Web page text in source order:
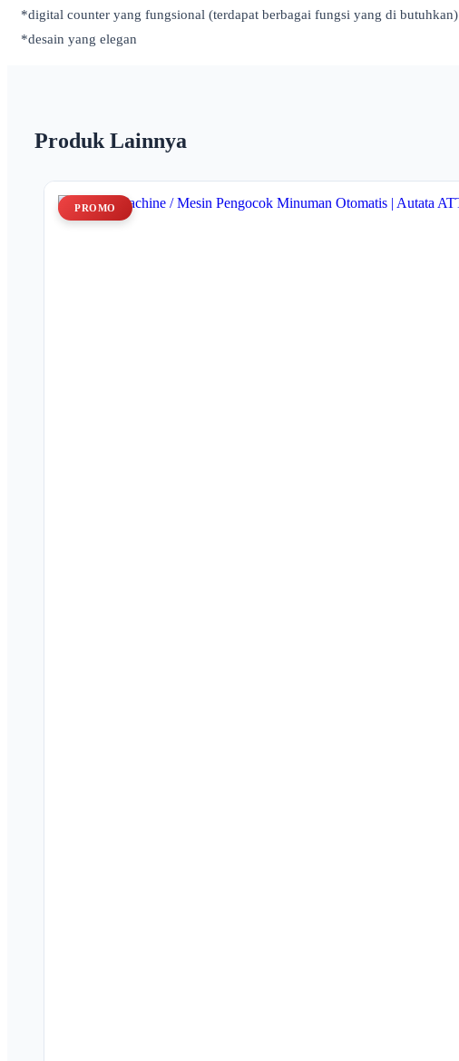
*digital counter yang fungsional (terdapat berbagai fungsi yang di butuhkan)
*desain yang elegan
Produk Lainnya
PROMO